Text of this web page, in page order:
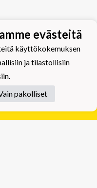
evästeitä
käyttökokemuksen
ja tilastollisiin
pakolliset